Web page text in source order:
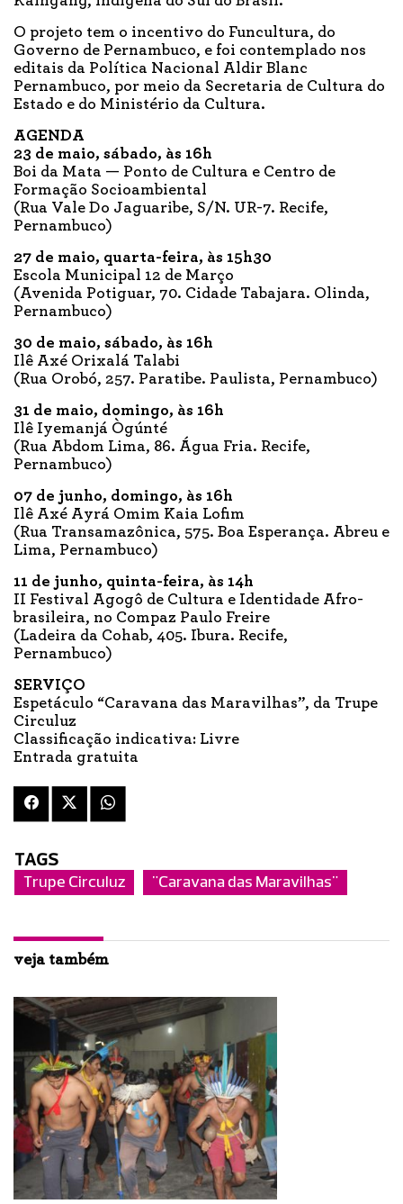
O projeto tem o incentivo do Funcultura, do
Governo de Pernambuco, e foi contemplado nos
editais da Política Nacional Aldir Blanc
Pernambuco, por meio da Secretaria de Cultura do
Estado e do Ministério da Cultura.
AGENDA
23 de maio, sábado, às 16h
Boi da Mata — Ponto de Cultura e Centro de
Formação Socioambiental
(Rua Vale Do Jaguaribe, S/N. UR-7. Recife,
Pernambuco)
27 de maio, quarta-feira, às 15h30
Escola Municipal 12 de Março
(Avenida Potiguar, 70. Cidade Tabajara. Olinda,
Pernambuco)
30 de maio, sábado, às 16h
Ilê Axé Orixalá Talabi
(Rua Orobó, 257. Paratibe. Paulista, Pernambuco)
31 de maio, domingo, às 16h
Ilê Iyemanjá Ògúnté
(Rua Abdom Lima, 86. Água Fria. Recife,
Pernambuco)
07 de junho, domingo, às 16h
Ilê Axé Ayrá Omim Kaia Lofim
(Rua Transamazônica, 575. Boa Esperança. Abreu e
Lima, Pernambuco)
11 de junho, quinta-feira, às 14h
II Festival Agogô de Cultura e Identidade Afro-
brasileira, no Compaz Paulo Freire
(Ladeira da Cohab, 405. Ibura. Recife,
Pernambuco)
SERVIÇO
Espetáculo “Caravana das Maravilhas”, da Trupe
Circuluz
Classificação indicativa: Livre
Entrada gratuita
TAGS
Trupe Circuluz "Caravana das Maravilhas"
veja também